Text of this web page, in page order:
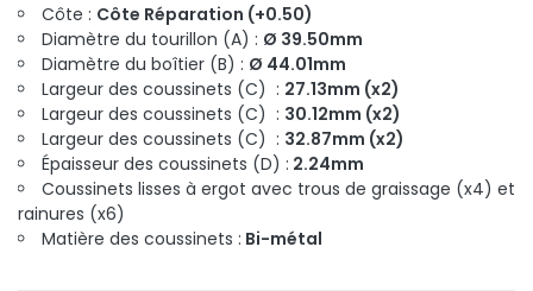
Côte : Côte Réparation (+0.50)
Diamètre du tourillon (A) : Ø 39.50mm
Diamètre du boîtier (B) : Ø 44.01mm
Largeur des coussinets (C) : 27.13mm (x2)
Largeur des coussinets (C) : 30.12mm (x2)
Largeur des coussinets (C) : 32.87mm (x2)
Épaisseur des coussinets (D) : 2.24mm
Coussinets lisses à ergot avec trous de graissage (x4) et
rainures (x6)
Matière des coussinets : Bi-métal